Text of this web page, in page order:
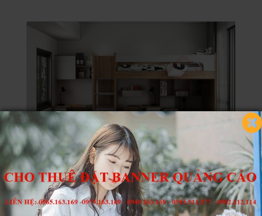
23,990,000 đ 26,090,000 đ
S HOME Combo mẫu nội thất phòng ngủ
cho bé đẹp hiện đại tiện…